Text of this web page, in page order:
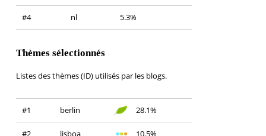
#4 nl 5.3%
Thèmes sélectionnés
Listes des thèmes (ID) utilisés par les blogs.
#1 berlin 28.1%
#2 lisboa 10.5%